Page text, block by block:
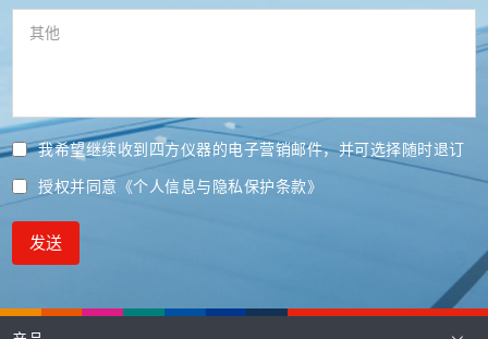
我希望继续收到四方仪器的电子营销邮件，并可选择随时退订
授权并同意 《个人信息与隐私保护条款》
发送